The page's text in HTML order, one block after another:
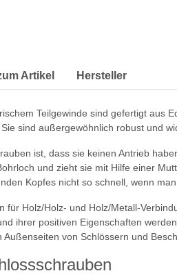
Artikel Hersteller
Teilgewinde sind gefertigt aus
sind außergewöhnlich robust und
ist, dass sie keinen Antrieb
und zieht sie mit Hilfe einer
Kopfes nicht so schnell, wenn
für Holz/Holz- und Holz/Metall-
ihrer positiven Eigenschaften
Außenseiten von Schlössern und